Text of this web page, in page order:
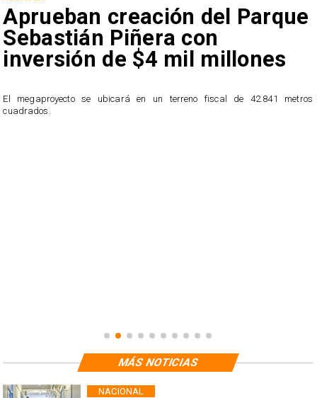
Aprueban creación del Parque
Sebastián Piñera con
inversión de $4 mil millones
El megaproyecto se ubicará en un terreno fiscal de 42.841 metros
cuadrados.
NACIONAL
MÁS NOTICIAS